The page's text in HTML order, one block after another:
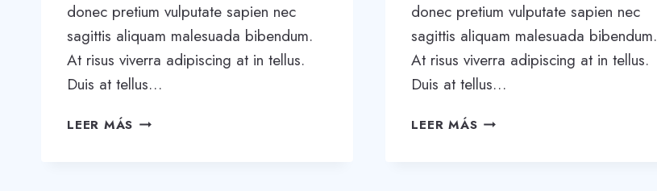
donec pretium vulputate sapien nec
sagittis aliquam malesuada bibendum.
At risus viverra adipiscing at in tellus.
Duis at tellus…
LEER MÁS 20
donec pretium vulputate sapien nec
sagittis aliquam malesuada bibendum.
At risus viverra adipiscing at in tellus.
Duis at tellus…
LEER MÁS WANT